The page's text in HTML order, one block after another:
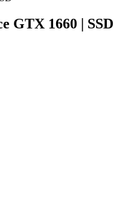
GTX 1660 | SSD